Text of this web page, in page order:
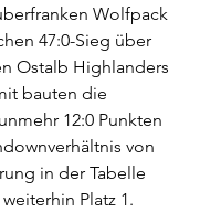
Wolfpack
47:0-Sieg über
Ostalb Highlanders
bauten die
12:0 Punkten
von
in der Tabelle
Platz 1.